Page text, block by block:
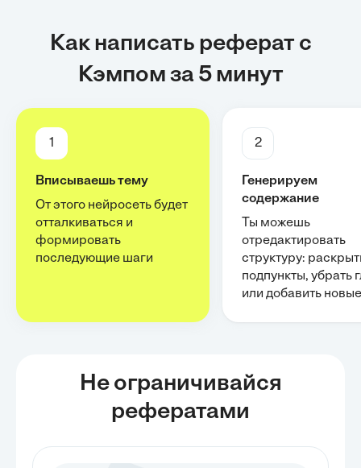
Как написать реферат с
Кэмпом за 5 минут
1
Вписываешь тему
От этого нейросеть будет
отталкиваться и
формировать
последующие шаги
2
Генерируем
содержание
Ты можешь
отредактировать
структуру:
подпункты, убрать
или добавить новые
Не ограничивайся
рефератами